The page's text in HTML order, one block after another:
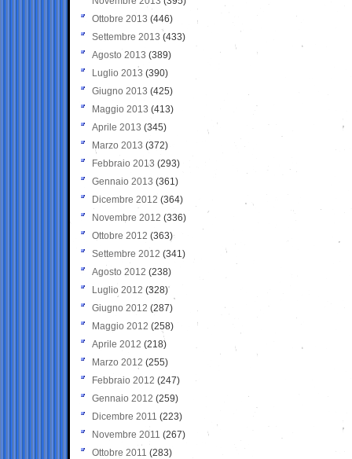
Ottobre 2013 (446)
Settembre 2013 (433)
Agosto 2013 (389)
Luglio 2013 (390)
Giugno 2013 (425)
Maggio 2013 (413)
Aprile 2013 (345)
Marzo 2013 (372)
Febbraio 2013 (293)
Gennaio 2013 (361)
Dicembre 2012 (364)
Novembre 2012 (336)
Ottobre 2012 (363)
Settembre 2012 (341)
Agosto 2012 (238)
Luglio 2012 (328)
Giugno 2012 (287)
Maggio 2012 (258)
Aprile 2012 (218)
Marzo 2012 (255)
Febbraio 2012 (247)
Gennaio 2012 (259)
Dicembre 2011 (223)
Novembre 2011 (267)
Ottobre 2011 (283)